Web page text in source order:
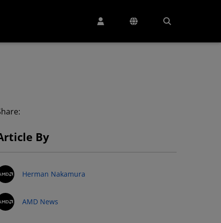
By
Herman Nakamura
AMD News